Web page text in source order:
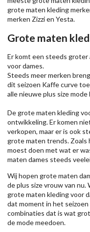
grote maten kleding
merken Zizzien Yesta.
Grote maten
Er komt een steeds
voor dames.
Steeds meer merken
dit seizoen Kaffecurve
alle nieuweplus size mode
De grote maten kleding
ontwikkeling. Er komen
verkopen, maar er is ook
grote maten trends. Zoals
moest doen met wat er
maten dames steeds
Wij hopen grote maten
de plus size vrouw van nu.
grote maten kleding voor
dat moment in het
combinaties dat is wat
de mode meedoen.